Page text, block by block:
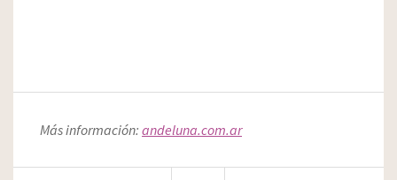
Más información: andeluna.com.ar